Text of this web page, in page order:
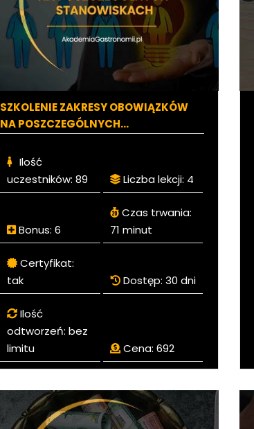
SZKOLENIE ZAKRESY OBOWIĄZKÓW
NA POSZCZEGÓLNYCH
Ilość
uczestników: 89 Liczba lekcji: 4
Bonus: 6
Czas trwania:
71 minut
Certyfikat:
tak
Dostęp: 30 dni
Ilość
odtworzeń: bez
limitu
Cena: 692